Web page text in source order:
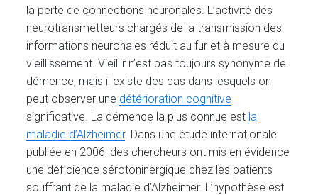
la perte de connections neuronales. L’activité des
neurotransmetteurs chargés de la transmission des
informations neuronales réduit au fur et à mesure du
vieillissement. Vieillir n’est pas toujours synonyme de
démence, mais il existe des cas dans lesquels on
peut observer une détérioration cognitive
significative. La démence la plus connue est la
maladie d’Alzheimer. Dans une étude internationale
publiée en 2006, des chercheurs ont mis en évidence
une déficience sérotoninergique chez les patients
souffrant de la maladie d’Alzheimer. L’hypothèse est